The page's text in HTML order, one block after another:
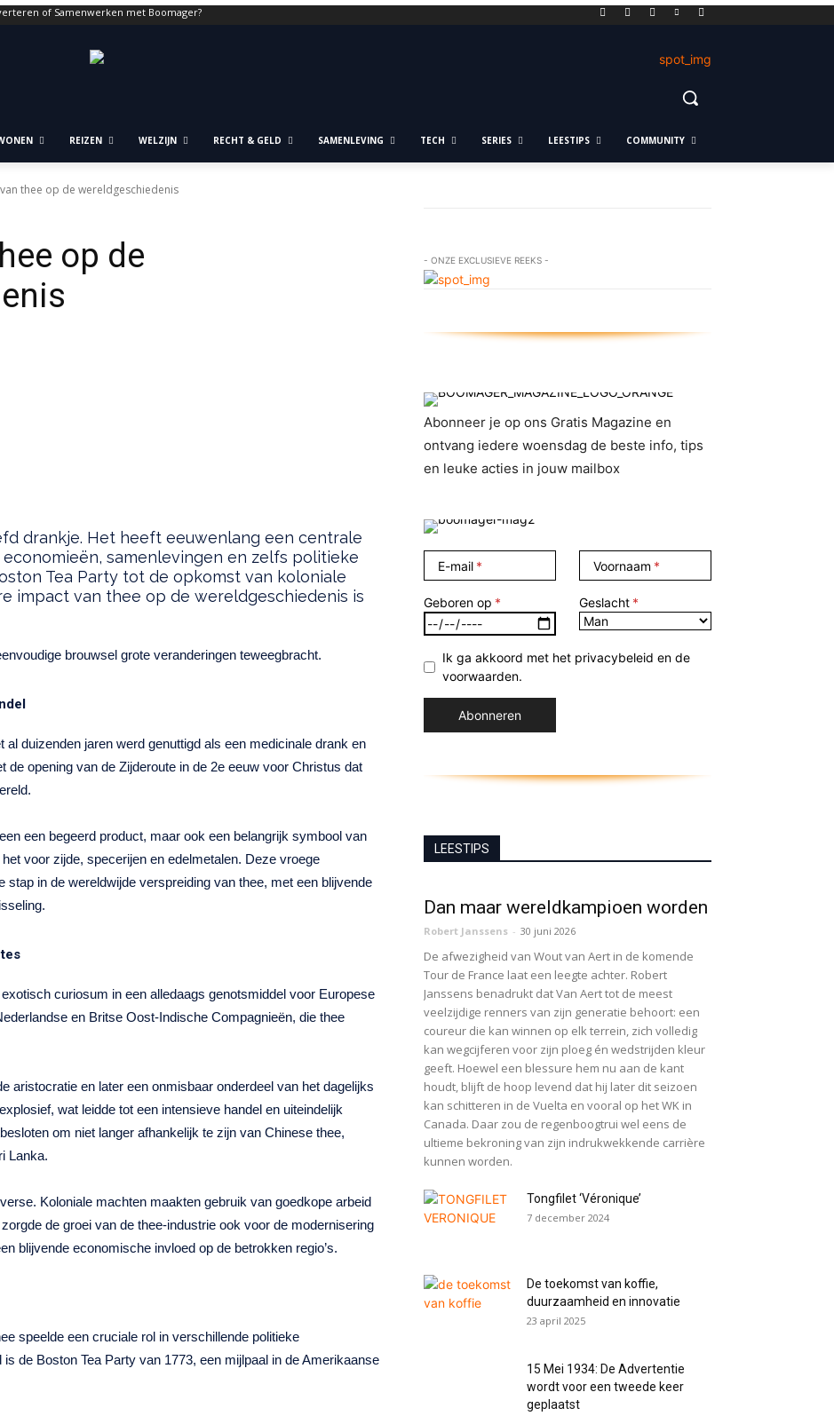
of Samenwerken met Boomager?
REIZEN WELZIJN RECHT & GELD SAMENLEVING TECH SERIES LEESTIPS COMMUNITY
thee op de wereldgeschiedenis
op de
drankje. Het heeft eeuwenlang een centrale
samenlevingen en zelfs politieke
Tea Party tot de opkomst van koloniale
impact van thee op de wereldgeschiedenis is
brouwsel grote veranderingen teweegbracht.
duizenden jaren werd genuttigd als een medicinale drank en
opening van de Zijderoute in de 2e eeuw voor Christus dat
een begeerd product, maar ook een belangrijk symbool van
voor zijde, specerijen en edelmetalen. Deze vroege
stap in de wereldwijde verspreiding van thee, met een blijvende
curiosum in een alledaags genotsmiddel voor Europese
en Britse Oost-Indische Compagnieën, die thee
aristocratie en later een onmisbaar onderdeel van het dagelijks
wat leidde tot een intensieve handel en uiteindelijk
om niet langer afhankelijk te zijn van Chinese thee,
Lanka.
Koloniale machten maakten gebruik van goedkope arbeid
de groei van de thee-industrie ook voor de modernisering
blijvende economische invloed op de betrokken regio’s.
speelde een cruciale rol in verschillende politieke
de Boston Tea Party van 1773, een mijlpaal in de Amerikaanse
- ONZE EXCLUSIEVE REEKS -
Abonneer je op ons Gratis Magazine en
ontvang iedere woensdag de beste info, tips
en leuke acties in jouw mailbox
E-mail Voornaam
Geboren op Geslacht
Ik ga akkoord met het privacybeleid en de
voorwaarden.
LEESTIPS
Dan maar wereldkampioen worden
Robert Janssens - 30 juni 2026
De afwezigheid van Wout van Aert in de komende
Tour de France laat een leegte achter. Robert
Janssens benadrukt dat Van Aert tot de meest
veelzijdige renners van zijn generatie behoort: een
coureur die kan winnen op elk terrein, zich volledig
kan wegcijferen voor zijn ploeg én wedstrijden kleur
geeft. Hoewel een blessure hem nu aan de kant
houdt, blijft de hoop levend dat hij later dit seizoen
kan schitteren in de Vuelta en vooral op het WK in
Canada. Daar zou de regenboogtrui wel eens de
ultieme bekroning van zijn indrukwekkende carrière
kunnen worden.
Tongfilet ‘Véronique’
7 december 2024
De toekomst van koffie,
duurzaamheid en innovatie
23 april 2025
15 Mei 1934: De Advertentie
wordt voor een tweede keer
geplaatst